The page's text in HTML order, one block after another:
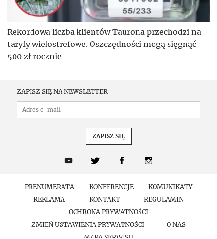
Rekordowa liczba klientów Taurona przechodzi na
taryfy wielostrefowe. Oszczędności mogą sięgnąć
500 zł rocznie
PRENUMERATA KONFERENCJE
KOMUNIKATY
REKLAMA
KONTAKT
REGULAMIN
OCHRONA PRYWATNOŚCI
ZMIEŃ USTAWIENIA PRYWATNOŚCI
O NAS
ZAPISZ SIĘ NA NEWSLETTER